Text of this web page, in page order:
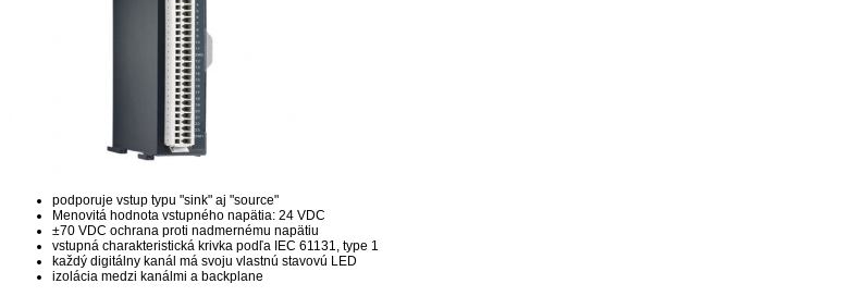
podporuje vstup typu "sink" aj "source"
Menovitá hodnota vstupného napätia: 24 VDC
±70 VDC ochrana proti nadmernému napätiu
vstupná charakteristická krivka podľa IEC 61131, type 1
každý digitálny kanál má svoju vlastnú stavovú LED
izolácia medzi kanálmi a backplane